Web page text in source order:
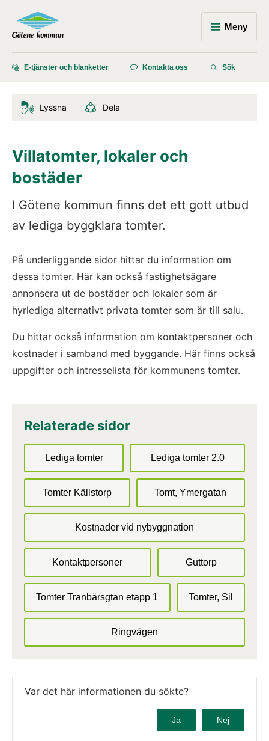
Meny
E-tjänster och blanketter Kontakta oss Sök
Lyssna Dela
Villatomter, lokaler och
bostäder
I Götene kommun finns det ett gott utbud
av lediga byggklara tomter.
På underliggande sidor hittar du information om
dessa tomter. Här kan också fastighetsägare
annonsera ut de bostäder och lokaler som är
hyrlediga alternativt privata tomter som är till salu.
Du hittar också information om kontaktpersoner och
kostnader i samband med byggande. Här finns också
uppgifter och intresselista för kommunens tomter.
Relaterade sidor
Lediga tomter Lediga tomter 2.0
Tomter Källstorp Tomt, Ymergatan
Kostnader vid nybyggnation
Kontaktpersoner Guttorp
Tomter Tranbärsgtan etapp 1 Tomter, Sil
Ringvägen
Var det här informationen du sökte?
Ja Nej